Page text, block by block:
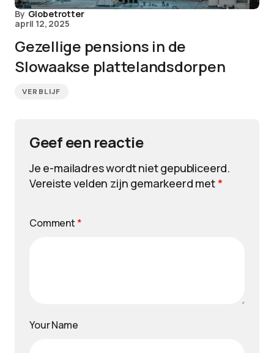
By Globetrotter
april 12, 2025
Gezellige pensions in de
Slowaakse plattelandsdorpen
VERBLIJF
Geef een reactie
Je e-mailadres wordt niet gepubliceerd.
Vereiste velden zijn gemarkeerd met*
Comment *
Your Name